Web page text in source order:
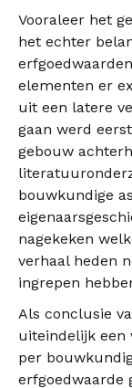
Vooraleer het
het echter
elementen er
uit een latere
gaan werd
gebouw
bouwkundige
nagekeken
verhaal heden
ingrepen
Als conclusie
uiteindelijk een
per
erfgoedwaarde